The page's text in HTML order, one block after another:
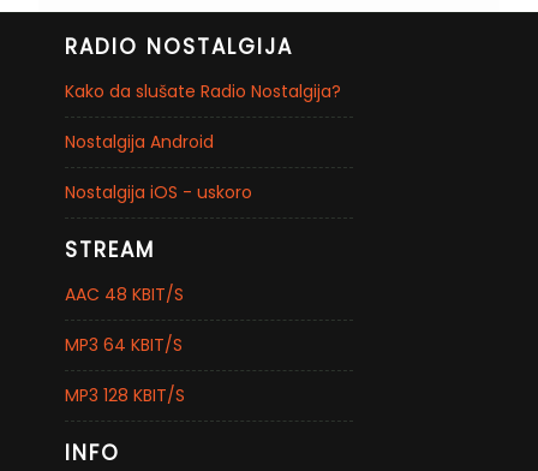
RADIO NOSTALGIJA
Kako da slušate Radio Nostalgija?
Nostalgija Android
Nostalgija iOS - uskoro
STREAM
AAC 48 KBIT/S
MP3 64 KBIT/S
MP3 128 KBIT/S
INFO